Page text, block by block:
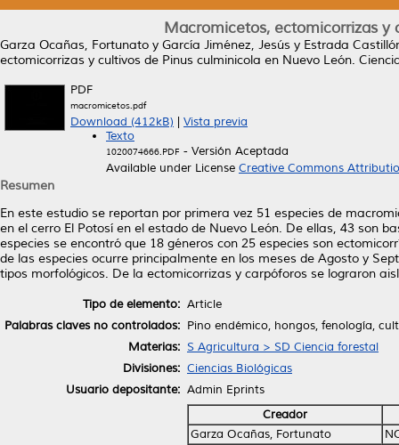
Macromicetos, ectomicorrizas y
Garza Ocañas, Fortunato y García Jiménez, Jesús y Estrada
ectomicorrizas y cultivos de Pinus culminicola en Nuevo León.
PDF
macromicetos.pdf
Download (412kB)
Vista previa
Texto
1020074666.PDF - Versión Aceptada
Available under License Creative Commons
Resumen
En este estudio se reportan por primera vez 51 especies de
en el cerro El Potosí en el estado de Nuevo León. De ellas, 43 son
especies se encontró que 18 géneros con 25 especies son
de las especies ocurre principalmente en los meses de Agosto y
tipos morfológicos. De la ectomicorrizas y carpóforos se lograron
Tipo de elemento: Article
Palabras claves no controlados: Pino endémico, hongos, fenología,
Materias: S Agricultura > SD Ciencia forestal
Divisiones: Ciencias Biológicas
Usuario depositante: Admin Eprints
Creador
Garza Ocañas, Fortunato